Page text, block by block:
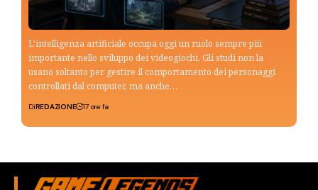
L'intelligenza artificiale occupa oggi un ruolo sempre più
importante nello sviluppo dei videogiochi. Gli studi non la
usano soltanto per gestire il comportamento dei personaggi
controllati dal computer, ma anche…
DiREDAZIONE 17 ore fa